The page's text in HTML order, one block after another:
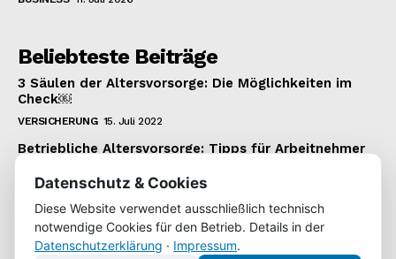
Beliebteste Beiträge
3 Säulen der Altersvorsorge: Die Möglichkeiten im
Check￼
VERSICHERUNG 15. Juli 2022
Betriebliche Altersvorsorge: Tipps für Arbeitnehmer
22. Juli 2022
Datenschutz & Cookies
Diese Website verwendet ausschließlich technisch
notwendige Cookies für den Betrieb. Details in der
Datenschutzerklärung · Impressum.